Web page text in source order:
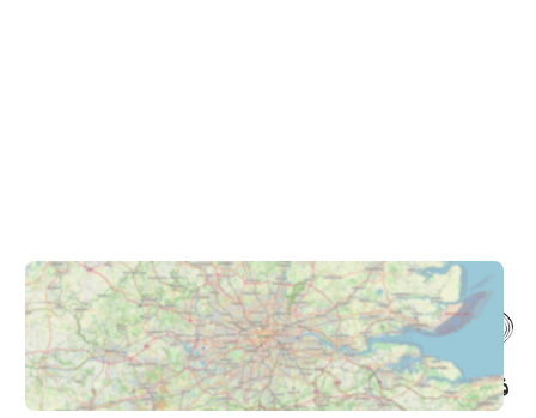
فروشگاه حضوری – اینترنتی پاترون